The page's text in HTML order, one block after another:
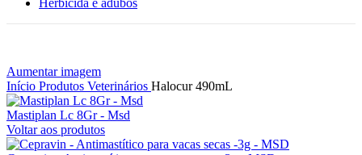
Aumentar imagem
Início Produtos Veterinários Halocur 490mL
Mastiplan Lc 8Gr - Msd
Voltar aos produtos